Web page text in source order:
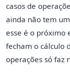
casos de
ainda não tem
esse é o próximo
fecham o cálculo
operações só faz